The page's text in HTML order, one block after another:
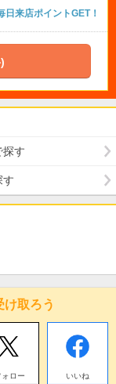
日来店ポイントGET！
探す
す
け取ろう
ォロー いいね